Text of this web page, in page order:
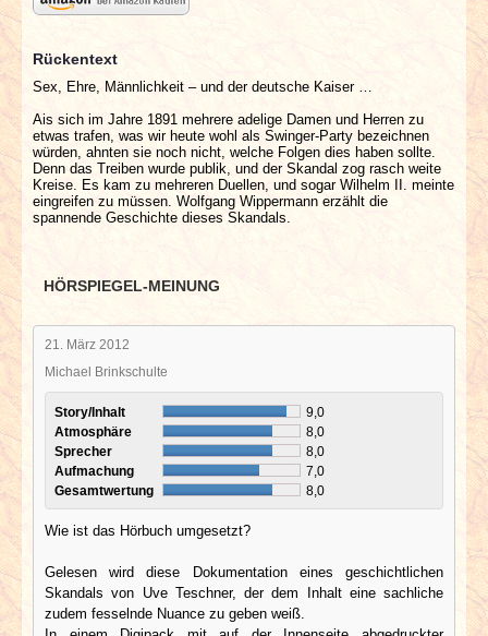
Rückentext
Sex, Ehre, Männlichkeit – und der deutsche Kaiser …
Ais sich im Jahre 1891 mehrere adelige Damen und Herren zu
etwas trafen, was wir heute wohl als Swinger-Party bezeichnen
würden, ahnten sie noch nicht, welche Folgen dies haben sollte.
Denn das Treiben wurde publik, und der Skandal zog rasch weite
Kreise. Es kam zu mehreren Duellen, und sogar Wilhelm II. meinte
eingreifen zu müssen. Wolfgang Wippermann erzählt die
spannende Geschichte dieses Skandals.
HÖRSPIEGEL-MEINUNG
21. März 2012
Michael Brinkschulte
Story/Inhalt
9,0
Atmosphäre
8,0
Sprecher
8,0
Aufmachung
7,0
Gesamtwertung
8,0
Wie ist das Hörbuch umgesetzt?
Gelesen wird diese Dokumentation eines geschichtlichen
Skandals von Uve Teschner, der dem Inhalt eine sachliche
zudem fesselnde Nuance zu geben weiß.